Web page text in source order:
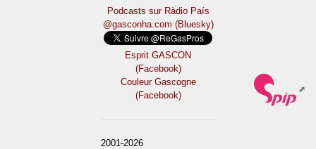
Podcasts sur Ràdio País
@gasconha.com (Bluesky)
Esprit GASCON
(Facebook)
Couleur Gascogne
(Facebook)
2001-2026